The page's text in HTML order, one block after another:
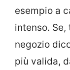
esempio a
intenso.
negozio
più valida,